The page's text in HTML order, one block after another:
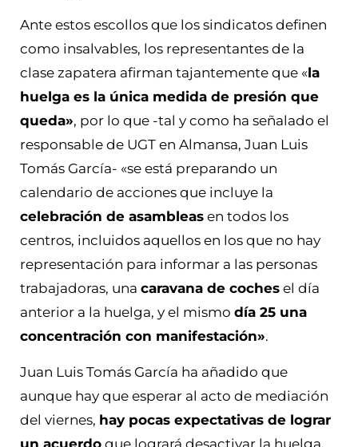
Ante estos escollos que los sindicatos definen
como insalvables, los representantes de la
clase zapatera afirman tajantemente que «la
huelga es la única medida de presión que
queda», por lo que -tal y como ha señalado el
responsable de UGT en Almansa, Juan Luis
Tomás García- «se está preparando un
calendario de acciones que incluye la
celebración de asambleas en todos los
centros, incluidos aquellos en los que no hay
representación para informar a las personas
trabajadoras, una caravana de coches el día
anterior a la huelga, y el mismo día 25 una
concentración con manifestación».
Juan Luis Tomás García ha añadido que
aunque hay que esperar al acto de mediación
del viernes, hay pocas expectativas de lograr
un acuerdo que logrará desactivar la huelga.